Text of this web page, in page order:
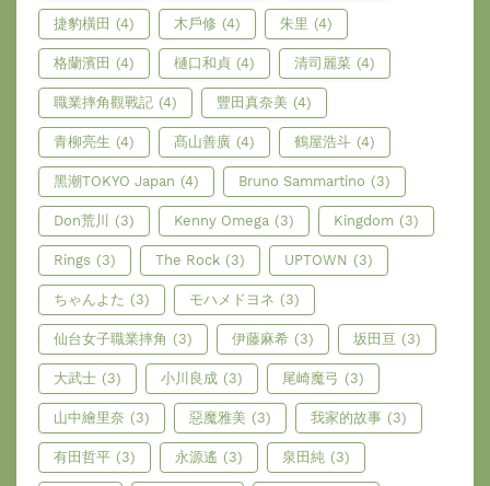
捷豹橫田 (4) 木戶修 (4) 朱里 (4)
格蘭濱田 (4) 樋口和貞 (4) 清司麗菜 (4)
職業摔角觀戰記 (4) 豐田真奈美 (4)
青柳亮生 (4) 髙山善廣 (4) 鶴屋浩斗 (4)
黑潮TOKYO Japan (4) Bruno Sammartino (3)
Don荒川 (3) Kenny Omega (3) Kingdom (3)
Rings (3) The Rock (3) UPTOWN (3)
ちゃんよた (3) モハメドヨネ (3)
仙台女子職業摔角 (3) 伊藤麻希 (3) 坂田亘 (3)
大武士 (3) 小川良成 (3) 尾崎魔弓 (3)
山中繪里奈 (3) 惡魔雅美 (3) 我家的故事 (3)
有田哲平 (3) 永源遙 (3) 泉田純 (3)